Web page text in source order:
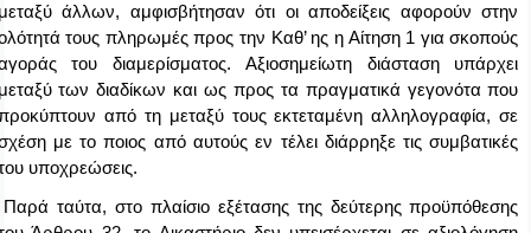
άλλων, αμφισβήτησαν ότι οι αποδείξεις αφορούν στην
τους πληρωμές προς την Καθ’ ης η Αίτηση 1 για σκοπούς
του διαμερίσματος. Αξιοσημείωτη διάσταση υπάρχει
των διαδίκων και ως προς τα πραγματικά γεγονότα που
από τη μεταξύ τους εκτεταμένη αλληλογραφία, σε
με το ποιος από αυτούς εν τέλει διάρρηξε τις συμβατικές
υποχρεώσεις.
Παρά ταύτα, στο πλαίσιο εξέτασης της δεύτερης προϋπόθεσης